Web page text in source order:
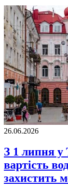
26.06.2026
З 1 липня у
вартість
захистить